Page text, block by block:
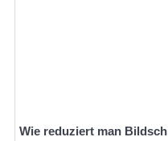
Wie reduziert man